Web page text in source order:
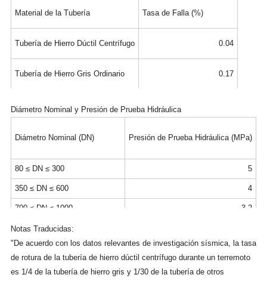
Material de la Tubería Tasa de Falla (%)
Tubería de Hierro Dúctil Centrífugo 0.04
Tubería de Hierro Gris Ordinario 0.17
Tubería de Acero 1.24
Diámetro Nominal y Presión de Prueba Hidráulica
Diámetro Nominal (DN) Presión de Prueba Hidráulica (MPa)
80 ≤ DN ≤ 300 5
350 ≤ DN ≤ 600 4
700 ≤ DN ≤ 1000 3.2
1100 ≤ DN ≤ 2000
2200 ≤ DN ≤ 2600 1.8
Notas Traducidas:
"De acuerdo con los datos relevantes de investigación sísmica, la tasa
de rotura de la tubería de hierro dúctil centrífugo durante un terremoto
es 1/4 de la tubería de hierro gris y 1/30 de la tubería de otros